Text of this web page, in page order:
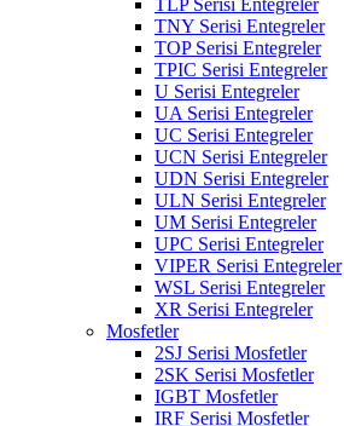
TLP Serisi Entegreler
TNY Serisi Entegreler
TOP Serisi Entegreler
TPIC Serisi Entegreler
U Serisi Entegreler
UA Serisi Entegreler
UC Serisi Entegreler
UCN Serisi Entegreler
UDN Serisi Entegreler
ULN Serisi Entegreler
UM Serisi Entegreler
UPC Serisi Entegreler
VIPER Serisi Entegreler
WSL Serisi Entegreler
XR Serisi Entegreler
Mosfetler
2SJ Serisi Mosfetler
2SK Serisi Mosfetler
IGBT Mosfetler
IRF Serisi Mosfetler